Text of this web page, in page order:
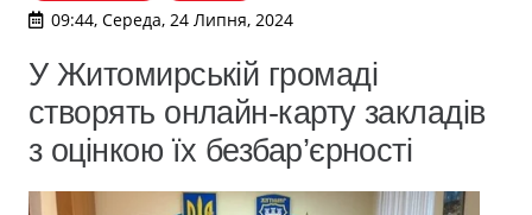
09:44, Середа, 24 Липня, 2024
У Житомирській громаді
створять онлайн-карту закладів
з оцінкою їх безбар’єрності